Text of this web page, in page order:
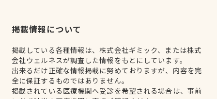
掲載情報について
掲載している各種情報は、株式会社ギミック、または株式
会社ウェルネスが調査した情報をもとにしています。
出来るだけ正確な情報掲載に努めておりますが、内容を完
全に保証するものではありません。
掲載されている医療機関へ受診を希望される場合は、事前